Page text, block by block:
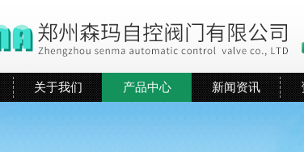
关于我们 产品中心 新闻资讯